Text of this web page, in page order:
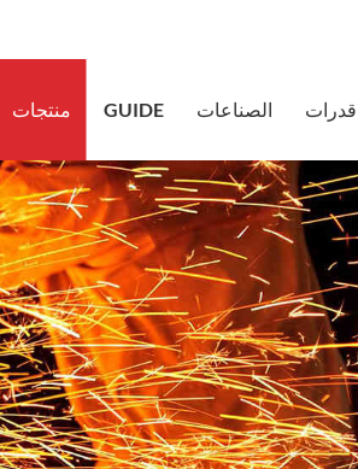
منتجات GUIDE الصناعات قدرات